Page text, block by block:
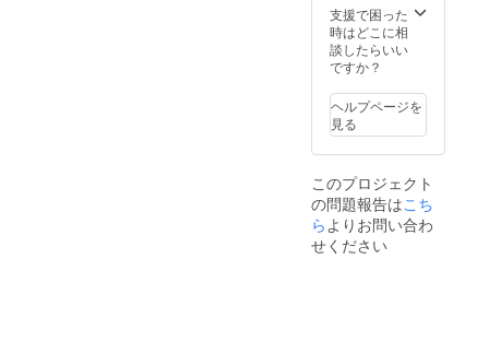
す ※ご
購入よ
り1年以
内に
スの活
用をお
願いい
たしま
支援で困った
時はどこに相
談したらいい
ですか？
ヘルプページを
見る
このプロジェクト
の問題報告はこち
らよりお問い合わ
せください